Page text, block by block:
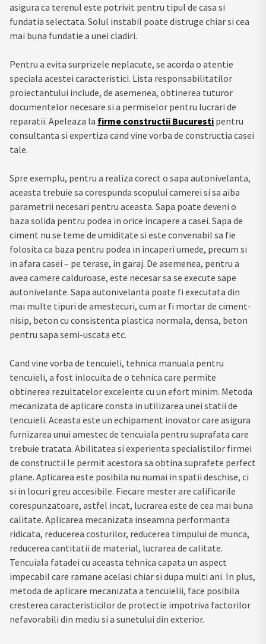
asigura ca terenul este potrivit pentru tipul de casa si
fundatia selectata. Solul instabil poate distruge chiar si cea
mai buna fundatie a unei cladiri.
Pentru a evita surprizele neplacute, se acorda o atentie
speciala acestei caracteristici. Lista responsabilitatilor
proiectantului include, de asemenea, obtinerea tuturor
documentelor necesare si a permiselor pentru lucrari de
reparatii. Apeleaza la firme constructii Bucuresti pentru
consultanta si expertiza cand vine vorba de constructia casei
tale.
Spre exemplu, pentru a realiza corect o sapa autonivelanta,
aceasta trebuie sa corespunda scopului camerei si sa aiba
parametrii necesari pentru aceasta. Sapa poate deveni o
baza solida pentru podea in orice incapere a casei. Sapa de
ciment nu se teme de umiditate si este convenabil sa fie
folosita ca baza pentru podea in incaperi umede, precum si
in afara casei – pe terase, in garaj. De asemenea, pentru a
avea camere calduroase, este necesar sa se execute sape
autonivelante. Sapa autonivelanta poate fi executata din
mai multe tipuri de amestecuri, cum ar fi mortar de ciment-
nisip, beton cu consistenta plastica normala, densa, beton
pentru sapa semi-uscata etc.
Cand vine vorba de tencuieli, tehnica manuala pentru
tencuieli, a fost inlocuita de o tehnica care permite
obtinerea rezultatelor excelente cu un efort minim. Metoda
mecanizata de aplicare consta in utilizarea unei statii de
tencuieli. Aceasta este un echipament inovator care asigura
furnizarea unui amestec de tencuiala pentru suprafata care
trebuie tratata. Abilitatea si experienta specialistilor firmei
de constructii le permit acestora sa obtina suprafete perfect
plane. Aplicarea este posibila nu numai in spatii deschise, ci
si in locuri greu accesibile. Fiecare mester are calificarile
corespunzatoare, astfel incat, lucrarea este de cea mai buna
calitate. Aplicarea mecanizata inseamna performanta
ridicata, reducerea costurilor, reducerea timpului de munca,
reducerea cantitatii de material, lucrarea de calitate.
Tencuiala fatadei cu aceasta tehnica capata un aspect
impecabil care ramane acelasi chiar si dupa multi ani. In plus,
metoda de aplicare mecanizata a tencuielii, face posibila
cresterea caracteristicilor de protectie impotriva factorilor
nefavorabili din mediu si a sunetului din exterior.